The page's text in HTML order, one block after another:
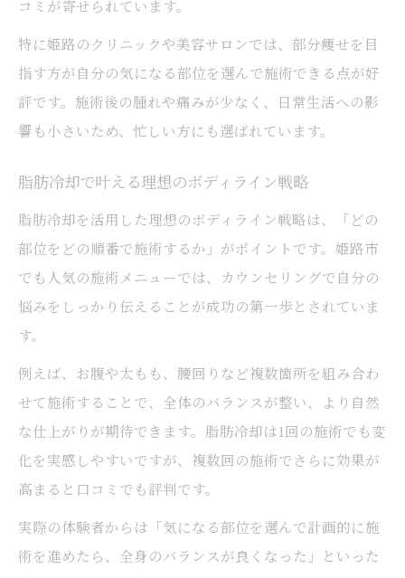
コミが寄せられています。
特に姫路のクリニックや美容サロンでは、部分痩せを目
指す方が自分の気になる部位を選んで施術できる点が好
評です。施術後の腫れや痛みが少なく、日常生活への影
響も小さいため、忙しい方にも選ばれています。
脂肪冷却で叶える理想のボディライン戦略
脂肪冷却を活用した理想のボディライン戦略は、「どの
部位をどの順番で施術するか」がポイントです。姫路市
でも人気の施術メニューでは、カウンセリングで自分の
悩みをしっかり伝えることが成功の第一歩とされていま
す。
例えば、お腹や太もも、腰回りなど複数箇所を組み合わ
せて施術することで、全体のバランスが整い、より自然
な仕上がりが期待できます。脂肪冷却は1回の施術でも変
化を実感しやすいですが、複数回の施術でさらに効果が
高まると口コミでも評判です。
実際の体験者からは「気になる部位を選んで計画的に施
術を進めたら、全身のバランスが良くなった」といった